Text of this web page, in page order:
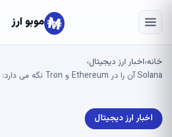
موبو ارز
خانه›اخبار ارز دیجیتال›
Solana آن را در Ethereum و Tron نگه می دارد: جزئیات
اخبار ارز دیجیتال